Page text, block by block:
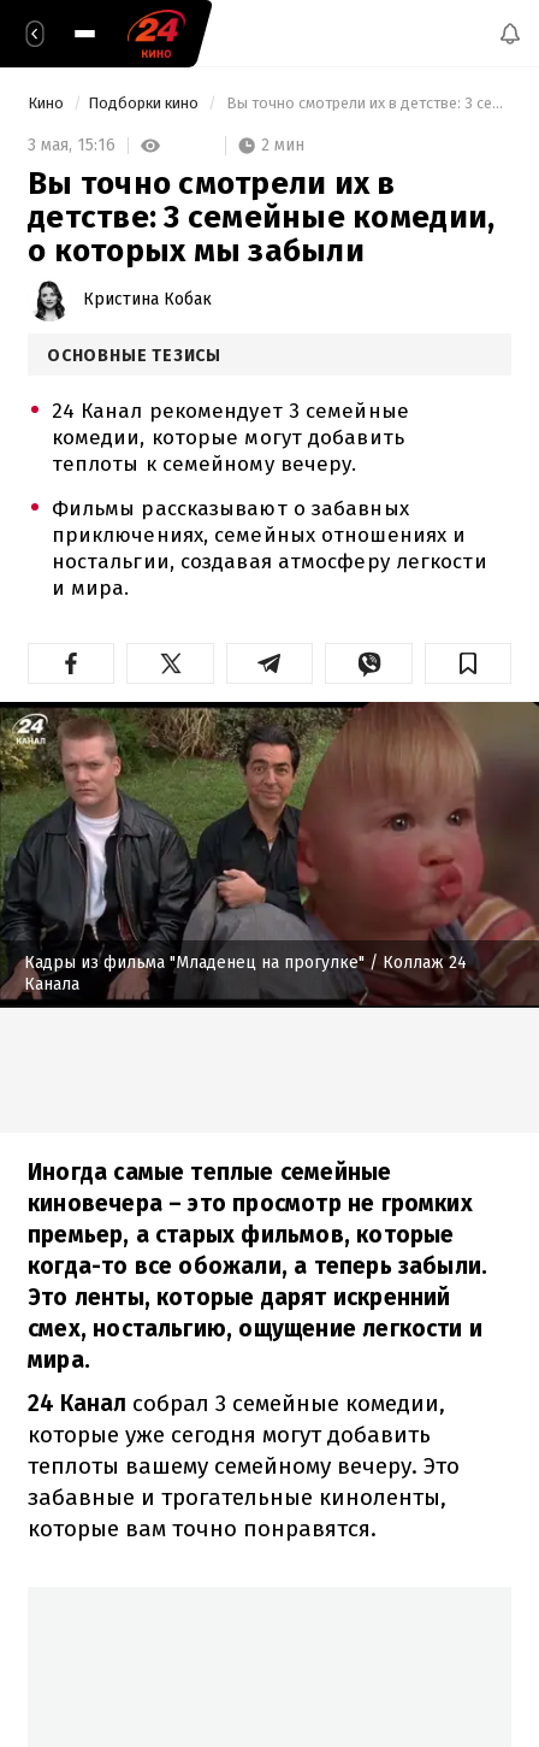
Кино Подборки кино Вы точно смотрели их в детстве: 3 семейные комедии, о которых мы забыли
3 мая, 15:16 2 мин
Вы точно смотрели их в
детстве: 3 семейные комедии,
о которых мы забыли
Кристина Кобак
ОСНОВНЫЕ ТЕЗИСЫ
24 Канал рекомендует 3 семейные
комедии, которые могут добавить
теплоты к семейному вечеру.
Фильмы рассказывают о забавных
приключениях, семейных отношениях и
ностальгии, создавая атмосферу легкости
и мира.
Кадры из фильма "Младенец на прогулке" / Коллаж 24
Канала
Иногда самые теплые семейные
киновечера – это просмотр не громких
премьер, а старых фильмов, которые
когда-то все обожали, а теперь забыли.
Это ленты, которые дарят искренний
смех, ностальгию, ощущение легкости и
мира.
24 Канал собрал 3 семейные комедии,
которые уже сегодня могут добавить
теплоты вашему семейному вечеру. Это
забавные и трогательные киноленты,
которые вам точно понравятся.